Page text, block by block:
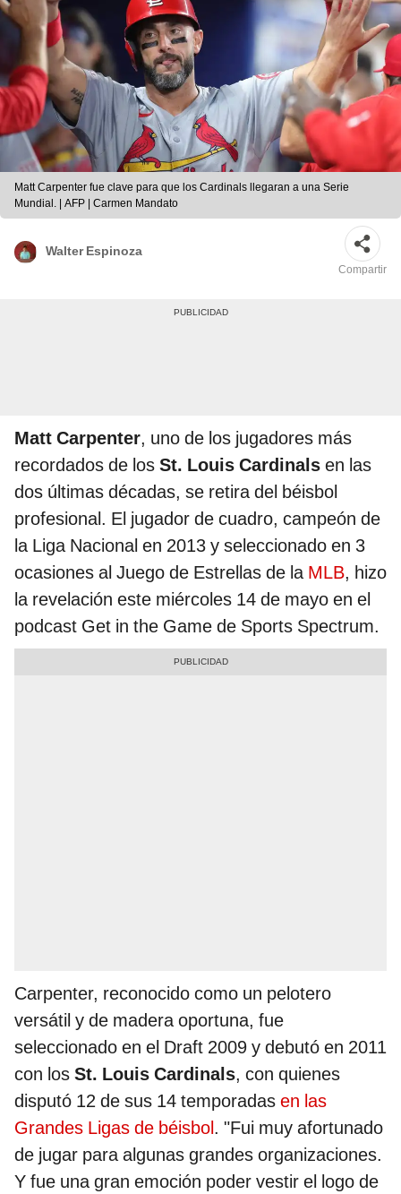
Matt Carpenter fue clave para que los Cardinals llegaran a una Serie
Mundial. | AFP | Carmen Mandato
Walter Espinoza
Compartir
Matt Carpenter, uno de los jugadores más
recordados de los St. Louis Cardinals en las
dos últimas décadas, se retira del béisbol
profesional. El jugador de cuadro, campeón de
la Liga Nacional en 2013 y seleccionado en 3
ocasiones al Juego de Estrellas de la MLB, hizo
la revelación este miércoles 14 de mayo en el
podcast Get in the Game de Sports Spectrum.
Carpenter, reconocido como un pelotero
versátil y de madera oportuna, fue
seleccionado en el Draft 2009 y debutó en 2011
con los St. Louis Cardinals, con quienes
disputó 12 de sus 14 temporadas en las
Grandes Ligas de béisbol. "Fui muy afortunado
de jugar para algunas grandes organizaciones.
Y fue una gran emoción poder vestir el logo de